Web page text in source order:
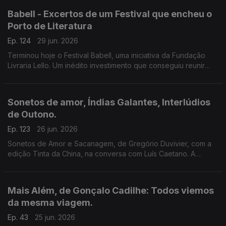
Babell - Excertos de um Festival que encheu o
Porto de Literatura
Ep. 124
29 jun. 2026
Terminou hoje o Festival Babell, uma iniciativa da Fundação
Livraria Lello. Um inédito investimento que conseguiu reunir
Conceição Evaristo, Milton Hatoum e Héctor Abad Faciolince.
Sonetos de amor, Índias Galantes, Interlúdios
de Outono.
Ep. 123
26 jun. 2026
Sonetos de Amor e Sacanagem, de Gregório Duvivier, com a
edição Tinta da China, na conversa com Luís Caetano. A
Mais Além, de Gonçalo Cadilhe: Todos viemos
da mesma viagem.
Ep. 43
25 jun. 2026